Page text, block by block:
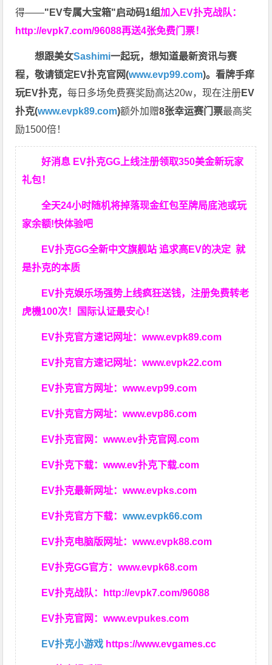
得——"EV专属大宝箱"启动码1组加入EV扑克战队：
http://evpk7.com/96088再送4张免费门票！
想跟美女Sashimi一起玩，想知道最新资讯与赛
程，敬请锁定EV扑克官网(www.evp99.com)。看牌手痒
玩EV扑克，每日多场免费赛奖励高达20w，现在注册EV
扑克(www.evpk89.com)额外加赠8张幸运赛门票最高奖
励1500倍！
好消息 EV扑克GG上线注册领取350美金新玩家
礼包！
全天24小时随机将掉落现金红包至牌局底池或玩
家余额!快体验吧
EV扑克GG全新中文旗舰站 追求高EV的决定就
是扑克的本质
EV扑克娱乐场强势上线疯狂送钱，注册免费转老
虎機100次！国际认证最安心！
EV扑克官方速记网址：www.evpk89.com
EV扑克官方速记网址：www.evpk22.com
EV扑克官方网址：www.evp99.com
EV扑克官方网址：www.evp86.com
EV扑克官网：www.ev扑克官网.com
EV扑克下载：www.ev扑克下载.com
EV扑克最新网址：www.evpks.com
EV扑克官方下载：www.evpk66.com
EV扑克电脑版网址：www.evpk88.com
EV扑克GG官方：www.evpk68.com
EV扑克战队： http://evpk7.com/96088
EV扑克官网：www.evpukes.com
EV扑克小游戏 https://www.evgames.cc